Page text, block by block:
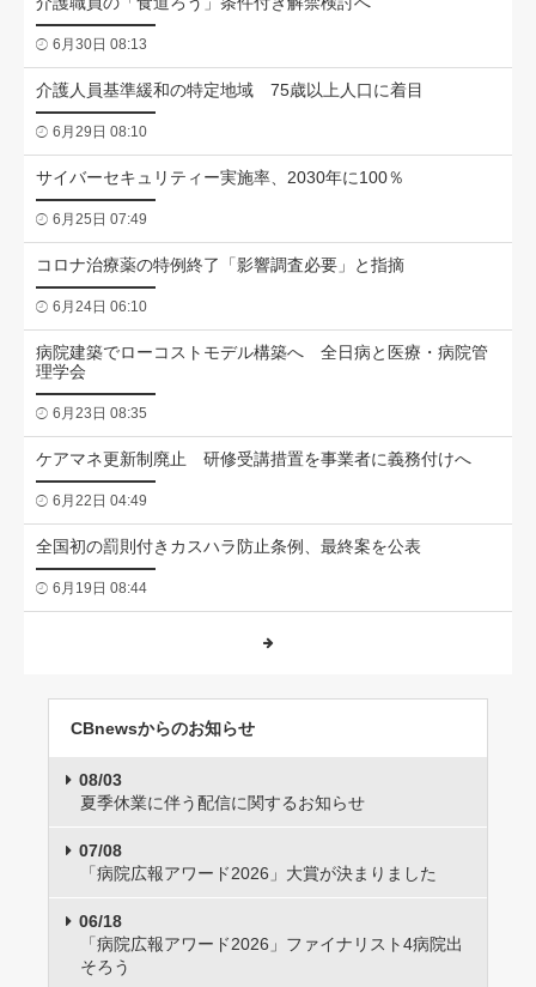
6月30日 08:13
介護人員基準緩和の特定地域 75歳以上人口に着目
6月29日 08:10
サイバーセキュリティー実施率、2030年に100％
6月25日 07:49
コロナ治療薬の特例終了「影響調査必要」と指摘
6月24日 06:10
病院建築でローコストモデル構築へ 全日病と医療・病院管
理学会
6月23日 08:35
ケアマネ更新制廃止 研修受講措置を事業者に義務付けへ
6月22日 04:49
全国初の罰則付きカスハラ防止条例、最終案を公表
6月19日 08:44
CBnewsからのお知らせ
08/03
夏季休業に伴う配信に関するお知らせ
07/08
「病院広報アワード2026」大賞が決まりました
06/18
「病院広報アワード2026」ファイナリスト4病院出
そろう